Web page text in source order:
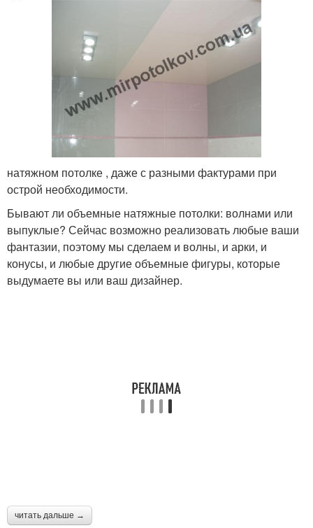
натяжном потолке , даже с разными фактурами при
острой необходимости.
Бывают ли объемные натяжные потолки: волнами или
выпуклые? Сейчас возможно реализовать любые ваши
фантазии, поэтому мы сделаем и волны, и арки, и
конусы, и любые другие объемные фигуры, которые
выдумаете вы или ваш дизайнер.
читать дальше →